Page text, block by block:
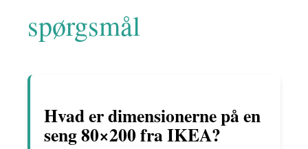
spørgsmål
Hvad er dimensionerne på en
seng 80×200 fra IKEA?